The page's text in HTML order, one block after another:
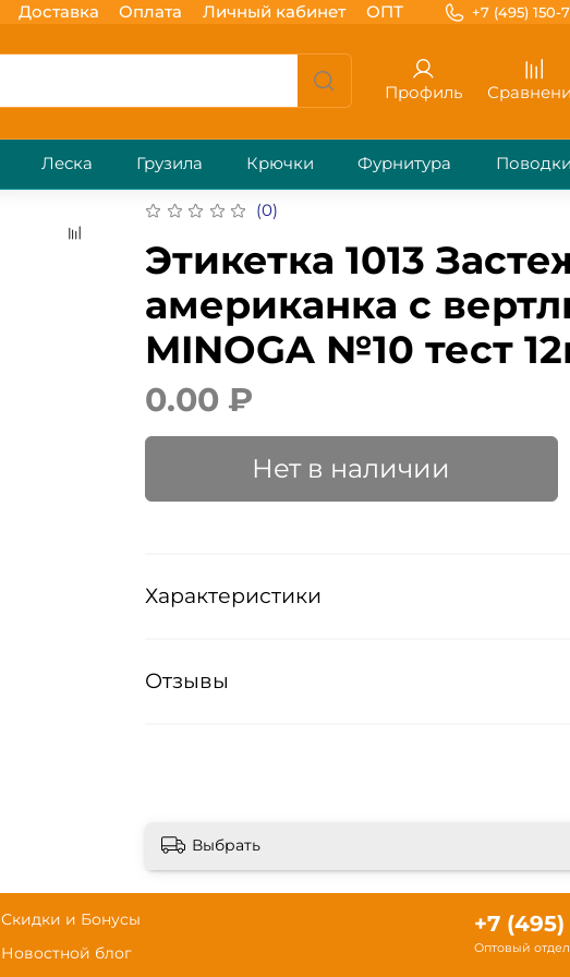
Доставка Оплата Личный кабинет ОПТ +7 (495) 150-
Профиль
Леска Грузила Крючки Фурнитура Поводки
(0)
Этикетка 1013
американка с
MINOGA №10 тест
0.00 ₽
Нет в наличии
Характеристики
Отзывы
Выбрать
Скидки и Бонусы
Новостной блог
+7
Оптовый отдел